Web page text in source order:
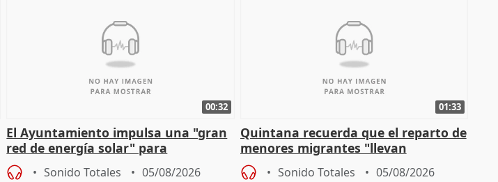
00:32
El Ayuntamiento impulsa una "gran
red de energía solar" para
autoconsumo
Sonido Totales 05/08/2026
01:33
Quintana recuerda que el reparto de
menores migrantes "llevan
aportación del Gobierno" central
Sonido Totales 05/08/2026